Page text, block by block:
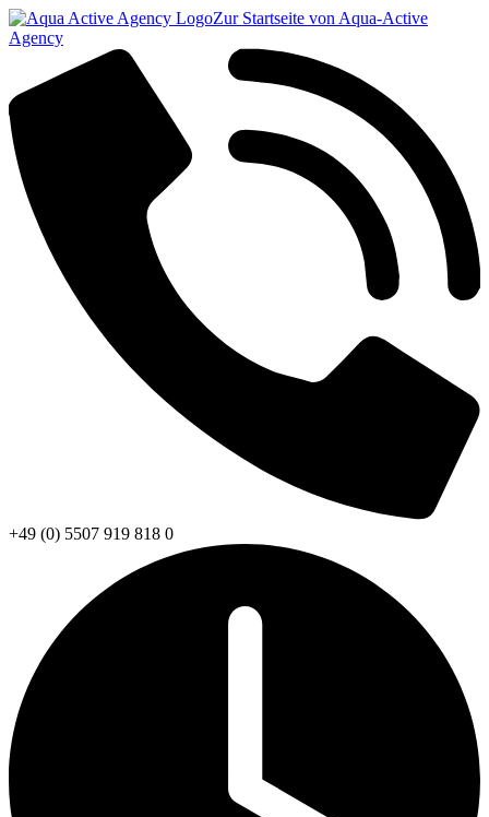
Zur Startseite von Aqua-Active
Agency
+49 (0) 5507 919 818 0